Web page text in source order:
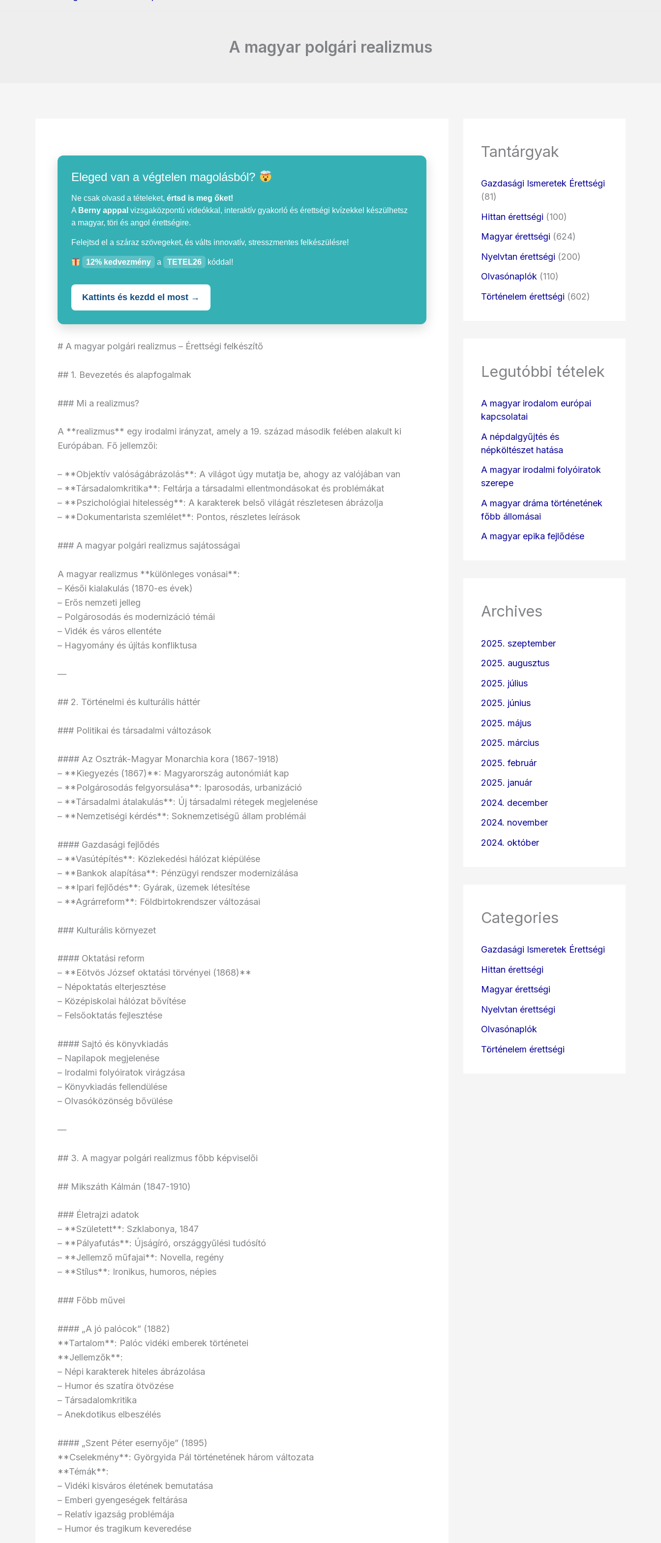
A magyar polgári realizmus
Eleged van a végtelen magolásból?
Ne csak olvasd a tételeket, értsd is meg őket!
A Berny apppal vizsgaközpontú videókkal, interaktív gyakorló és érettségi kvízekkel készülhetsz
a magyar, töri és angol érettségire.
Felejtsd el a száraz szövegeket, és válts innovatív, stresszmentes felkészülésre!
12% kedvezmény a TETEL26 kóddal!
Kattints és kezdd el most →
# A magyar polgári realizmus – Érettségi felkészítő
## 1. Bevezetés és alapfogalmak
### Mi a realizmus?
A **realizmus** egy irodalmi irányzat, amely a 19. század második felében alakult ki
Európában. Fő jellemzői:
– **Objektív valóságábrázolás**: A világot úgy mutatja be, ahogy az valójában van
– **Társadalomkritika**: Feltárja a társadalmi ellentmondásokat és problémákat
– **Pszichológiai hitelesség**: A karakterek belső világát részletesen ábrázolja
– **Dokumentarista szemlélet**: Pontos, részletes leírások
### A magyar polgári realizmus sajátosságai
A magyar realizmus **különleges vonásai**:
– Késői kialakulás (1870-es évek)
– Erős nemzeti jelleg
– Polgárosodás és modernizáció témái
– Vidék és város ellentéte
– Hagyomány és újítás konfliktusa
—
## 2. Történelmi és kulturális háttér
### Politikai és társadalmi változások
#### Az Osztrák-Magyar Monarchia kora (1867-1918)
– **Kiegyezés (1867)**: Magyarország autonómiát kap
– **Polgárosodás felgyorsulása**: Iparosodás, urbanizáció
– **Társadalmi átalakulás**: Új társadalmi rétegek megjelenése
– **Nemzetiségi kérdés**: Soknemzetiségű állam problémái
#### Gazdasági fejlődés
– **Vasútépítés**: Közlekedési hálózat kiépülése
– **Bankok alapítása**: Pénzügyi rendszer modernizálása
– **Ipari fejlődés**: Gyárak, üzemek létesítése
– **Agrárreform**: Földbirtokrendszer változásai
### Kulturális környezet
#### Oktatási reform
– **Eötvös József oktatási törvényei (1868)**
– Népoktatás elterjesztése
– Középiskolai hálózat bővítése
– Felsőoktatás fejlesztése
#### Sajtó és könyvkiadás
– Napilapok megjelenése
– Irodalmi folyóiratok virágzása
– Könyvkiadás fellendülése
– Olvasóközönség bővülése
—
## 3. A magyar polgári realizmus főbb képviselői
## Mikszáth Kálmán (1847-1910)
### Életrajzi adatok
– **Született**: Szklabonya, 1847
– **Pályafutás**: Újságíró, országgyűlési tudósító
– **Jellemző műfajai**: Novella, regény
– **Stílus**: Ironikus, humoros, népies
### Főbb művei
#### „A jó palócok” (1882)
**Tartalom**: Palóc vidéki emberek történetei
**Jellemzők**:
– Népi karakterek hiteles ábrázolása
– Humor és szatíra ötvözése
– Társadalomkritika
– Anekdotikus elbeszélés
#### „Szent Péter esernyője” (1895)
**Cselekmény**: Györgyida Pál történetének három változata
**Témák**:
– Vidéki kisváros életének bemutatása
– Emberi gyengeségek feltárása
– Relatív igazság problémája
– Humor és tragikum keveredése
Tantárgyak
Gazdasági Ismeretek Érettségi
(81)
Hittan érettségi (100)
Magyar érettségi (624)
Nyelvtan érettségi (200)
Olvasónaplók (110)
Történelem érettségi (602)
Legutóbbi tételek
A magyar irodalom európai
kapcsolatai
A népdalgyűjtés és
népköltészet hatása
A magyar irodalmi folyóiratok
szerepe
A magyar dráma történetének
főbb állomásai
A magyar epika fejlődése
Archives
2025. szeptember
2025. augusztus
2025. július
2025. június
2025. május
2025. március
2025. február
2025. január
2024. december
2024. november
2024. október
Categories
Gazdasági Ismeretek Érettségi
Hittan érettségi
Magyar érettségi
Nyelvtan érettségi
Olvasónaplók
Történelem érettségi